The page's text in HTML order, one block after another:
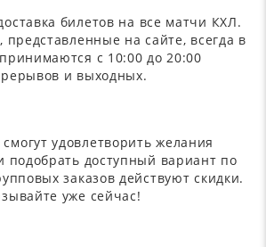
билетов на все матчи КХЛ.
представленные на сайте, всегда в
с 10:00 до 20:00
и выходных.
удовлетворить желания
подобрать доступный вариант по
заказов действуют скидки.
уже сейчас!